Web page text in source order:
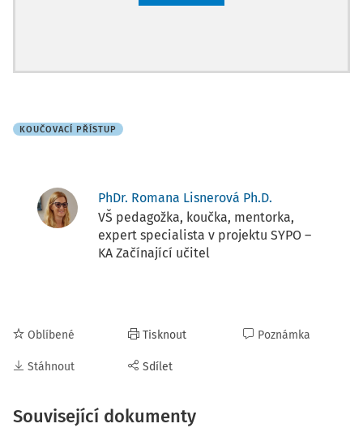
KOUČOVACÍ PŘÍSTUP
PhDr. Romana Lisnerová Ph.D.
VŠ pedagožka, koučka, mentorka,
expert specialista v projektu SYPO –
KA Začínající učitel
Oblíbené
Stáhnout
Tisknout
Sdílet
Poznámka
Související dokumenty